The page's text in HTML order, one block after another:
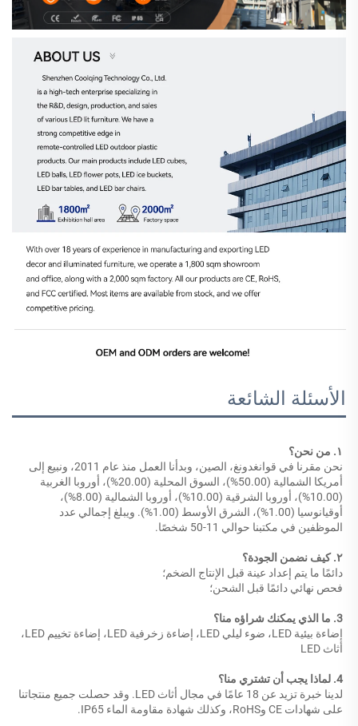
الأسئلة الشائعة
١. من نحن؟
الموظفين في مكتبنا حوالي 11-50 شخصًا.
٢. كيف نضمن الجودة؟
دائمًا ما يتم إعداد عينة قبل الإنتاج الضخم؛
فحص نهائي دائمًا قبل الشحن؛
3. ما الذي يمكنك شراؤه منا؟
أثاث LED
4. لماذا يجب أن تشتري منا؟
على شهادات CE وRoHS، وكذلك شهادة مقاومة الماء IP65.